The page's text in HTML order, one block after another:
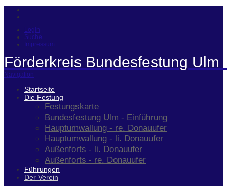
Login
Suche
Impressum
Förderkreis Bundesfestung Ulm
Navigation
Startseite
Die Festung
Festungskarte
Bundesfestung Ulm - Einführung
Hauptumwallung - re. Donauufer
Hauptumwallung - li. Donauufer
Außenforts - li. Donauufer
Außenforts - re. Donauufer
Führungen
Der Verein